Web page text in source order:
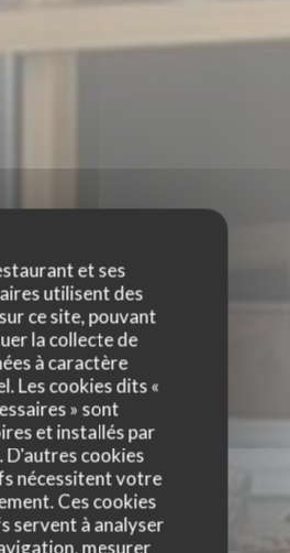
et ses
utilisent des
ce site, pouvant
la collecte de
à caractère
Les cookies dits «
» sont
et installés par
D'autres cookies
nécessitent votre
Ces cookies
servent à analyser
mesurer